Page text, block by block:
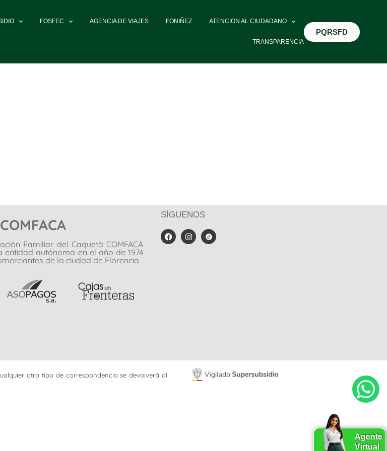
FOSFEC AGENCIA DE VIAJES FONIÑEZ ATENCION AL CIUDADANO
TRANSPARENCIA
PQRSFD
Familiar del Caquetá COMFACA
autónoma en el año de 1974
de la ciudad de Florencia.
SÍGUENOS
otro tipo de correspondencia se devolverá al
Agente
Virtual